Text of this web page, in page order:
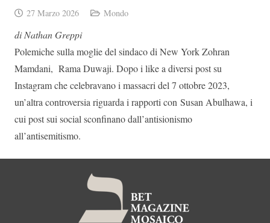
27 Marzo 2026 Mondo
di Nathan Greppi
Polemiche sulla moglie del sindaco di New York Zohran
Mamdani, Rama Duwaji. Dopo i like a diversi post su
Instagram che celebravano i massacri del 7 ottobre 2023,
un’altra controversia riguarda i rapporti con Susan Abulhawa, i
cui post sui social sconfinano dall’antisionismo
all’antisemitismo.